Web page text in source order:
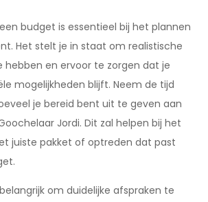
budget is essentieel bij het plannen
Het stelt je in staat om realistische
en ervoor te zorgen dat je
mogelijkheden blijft. Neem de tijd
je bereid bent uit te geven aan
Jordi. Dit zal helpen bij het
juiste pakket of optreden dat past
om duidelijke afspraken te